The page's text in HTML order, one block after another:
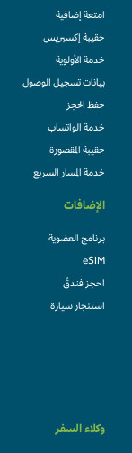
امتعة إضافية
حقيبة إكسبريس
خدمة الأولوية
بيانات تسجيل الوصول
حفظ الحجز
خدمة الواتساب
حقيبة المقصورة
خدمة المسار السريع
الإضافات
برنامج العضوية
eSIM
احجز فندقً
استئجار سيارة
وكلاء السفر